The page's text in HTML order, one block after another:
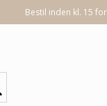
Bestil inden kl. 15